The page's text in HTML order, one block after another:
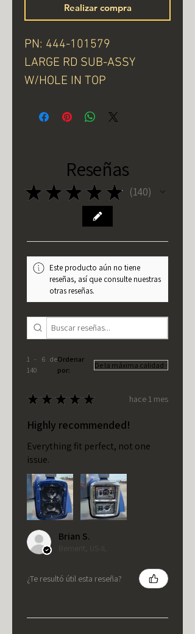
Realizar compra
PN: 444-101579
LARGE RD SUB-ASSY
W/HOLE IN TOP
Reseñas
★ ★ ★ ★ ★ 140
140
Este producto aún no tiene
reseñas, así que consulte nuestras
otras reseñas.
1 - 6 de
140
Ordenar
por:
★ ★ ★ ★ ★ hace 1 mes
Highly recommended!
Everything fit perfect, not one
issue.
Brian S.
Bement, US-IL
¿Te resultó útil esta reseña?